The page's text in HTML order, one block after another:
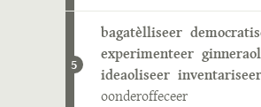
5
bagatèlliseer
experimenteer
ideaoliseer inventariseer
oonderoffeceer